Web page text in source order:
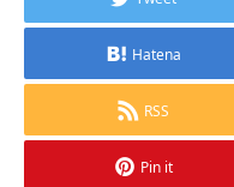
Hatena
RSS
Pin it